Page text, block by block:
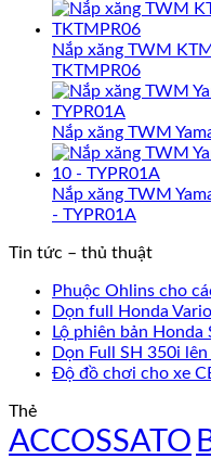
Nắp xăng TWM
TKTMPR06
Nắp xăng TWM
Nắp xăng TWM
- TYPR01A
Tin tức – thủ thuật
Phuộc Ohlins cho
Dọn full Honda
Lộ phiên bản
Dọn Full SH 350i
Độ đồ chơi cho xe
Thẻ
ACCOSSATO